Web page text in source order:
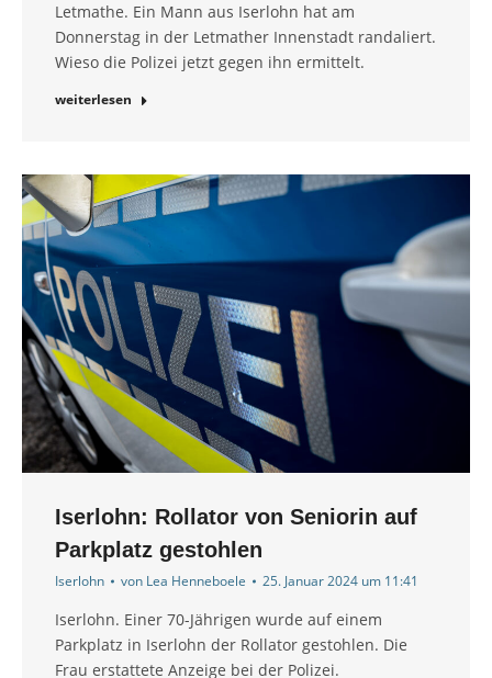
Letmathe. Ein Mann aus Iserlohn hat am
Donnerstag in der Letmather Innenstadt randaliert.
Wieso die Polizei jetzt gegen ihn ermittelt.
weiterlesen
Iserlohn: Rollator von Seniorin auf
Parkplatz gestohlen
Iserlohn von Lea Henneboele 25. Januar 2024 um 11:41
Iserlohn. Einer 70-Jährigen wurde auf einem
Parkplatz in Iserlohn der Rollator gestohlen. Die
Frau erstattete Anzeige bei der Polizei.